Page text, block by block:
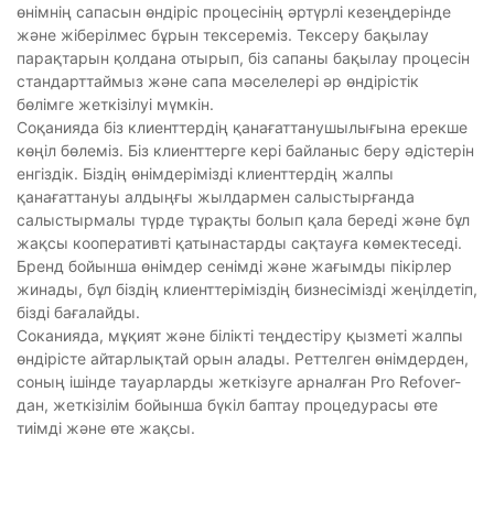
өнімнің сапасын өндіріс процесінің әртүрлі кезеңдерінде
және жіберілмес бұрын тексереміз. Тексеру бақылау
парақтарын қолдана отырып, біз сапаны бақылау процесін
стандарттаймыз және сапа мәселелері әр өндірістік
бөлімге жеткізілуі мүмкін.
Соқанияда біз клиенттердің қанағаттанушылығына ерекше
көңіл бөлеміз. Біз клиенттерге кері байланыс беру әдістерін
енгіздік. Біздің өнімдерімізді клиенттердің жалпы
қанағаттануы алдыңғы жылдармен салыстырғанда
салыстырмалы түрде тұрақты болып қала береді және бұл
жақсы кооперативті қатынастарды сақтауға көмектеседі.
Бренд бойынша өнімдер сенімді және жағымды пікірлер
жинады, бұл біздің клиенттеріміздің бизнесімізді жеңілдетіп,
бізді бағалайды.
Соканияда, мұқият және білікті теңдестіру қызметі жалпы
өндірісте айтарлықтай орын алады. Реттелген өнімдерден,
соның ішінде тауарларды жеткізуге арналған Pro Refover-
дан, жеткізілім бойынша бүкіл баптау процедурасы өте
тиімді және өте жақсы.